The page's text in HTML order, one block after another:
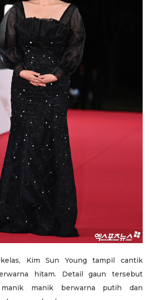
Kim Sun Young tampil cantik
hitam. Detail gaun tersebut
manik berwarna putih dan